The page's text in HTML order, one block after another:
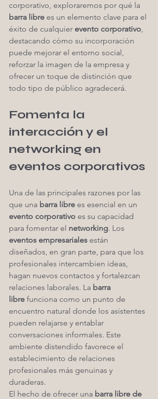
corporativo, exploraremos por qué la
barra libre es un elemento clave para el
éxito de cualquier evento corporativo,
destacando cómo su incorporación
puede mejorar el entorno social,
reforzar la imagen de la empresa y
ofrecer un toque de distinción que
todo tipo de público agradecerá.
Fomenta la
interacción y el
networking en
eventos corporativos
Una de las principales razones por las
que una barra libre es esencial en un
evento corporativo es su capacidad
para fomentar el networking. Los
eventos empresariales están
diseñados, en gran parte, para que los
profesionales intercambien ideas,
hagan nuevos contactos y fortalezcan
relaciones laborales. La barra
libre funciona como un punto de
encuentro natural donde los asistentes
pueden relajarse y entablar
conversaciones informales. Este
ambiente distendido favorece el
establecimiento de relaciones
profesionales más genuinas y
duraderas.
El hecho de ofrecer una barra libre de